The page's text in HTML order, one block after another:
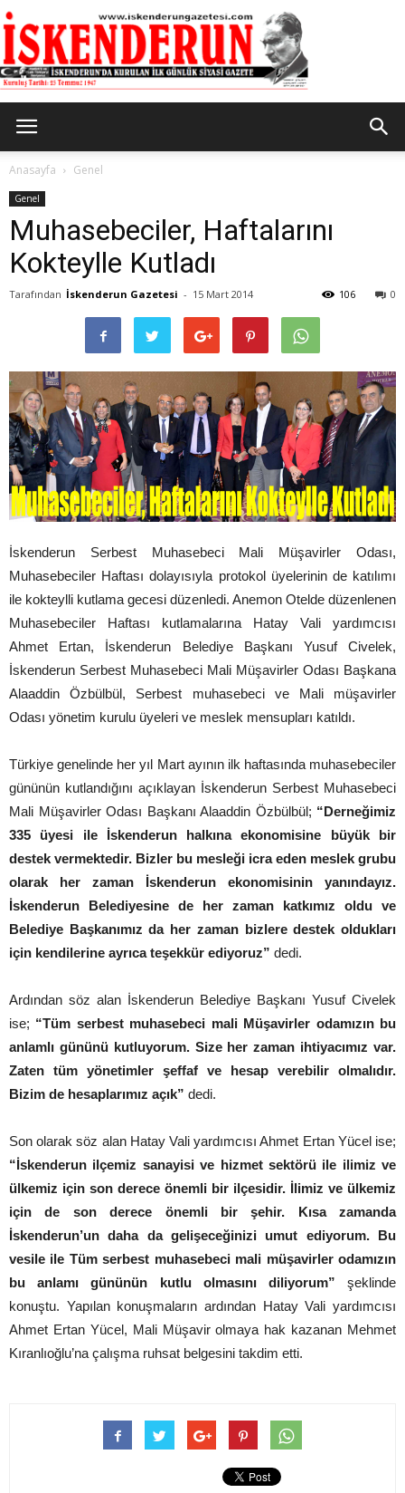
Gazetesi
Anasayfa Genel
Genel
Muhasebeciler, Haftalarını
Kokteylle Kutladı
Tarafından İskenderun Gazetesi - 15 Mart 2014 0
106
İskenderun Serbest Muhasebeci Mali Müşavirler Odası,
Muhasebeciler Haftası dolayısıyla protokol üyelerinin de katılımı
ile kokteylli kutlama gecesi düzenledi. Anemon Otelde düzenlenen
Muhasebeciler Haftası kutlamalarına Hatay Vali yardımcısı
Ahmet Ertan, İskenderun Belediye Başkanı Yusuf Civelek,
İskenderun Serbest Muhasebeci Mali Müşavirler Odası Başkana
Alaaddin Özbülbül, Serbest muhasebeci ve Mali müşavirler
Odası yönetim kurulu üyeleri ve meslek mensupları katıldı.
Türkiye genelinde her yıl Mart ayının ilk haftasında muhasebeciler
gününün kutlandığını açıklayan İskenderun Serbest Muhasebeci
Mali Müşavirler Odası Başkanı Alaaddin Özbülbül; “Derneğimiz
335 üyesi ile İskenderun halkına ekonomisine büyük bir
destek vermektedir. Bizler bu mesleği icra eden meslek grubu
olarak her zaman İskenderun ekonomisinin yanındayız.
İskenderun Belediyesine de her zaman katkımız oldu ve
Belediye Başkanımız da her zaman bizlere destek oldukları
için kendilerine ayrıca teşekkür ediyoruz” dedi.
Ardından söz alan İskenderun Belediye Başkanı Yusuf Civelek
ise; “Tüm serbest muhasebeci mali Müşavirler odamızın bu
anlamlı gününü kutluyorum. Size her zaman ihtiyacımız var.
Zaten tüm yönetimler şeffaf ve hesap verebilir olmalıdır.
Bizim de hesaplarımız açık” dedi.
Son olarak söz alan Hatay Vali yardımcısı Ahmet Ertan Yücel ise;
“İskenderun ilçemiz sanayisi ve hizmet sektörü ile ilimiz ve
ülkemiz için son derece önemli bir ilçesidir. İlimiz ve ülkemiz
için de son derece önemli bir şehir. Kısa zamanda
İskenderun’un daha da gelişeceğinizi umut ediyorum. Bu
vesile ile Tüm serbest muhasebeci mali müşavirler odamızın
bu anlamı gününün kutlu olmasını diliyorum” şeklinde
konuştu. Yapılan konuşmaların ardından Hatay Vali yardımcısı
Ahmet Ertan Yücel, Mali Müşavir olmaya hak kazanan Mehmet
Kıranlıoğlu’na çalışma ruhsat belgesini takdim etti.